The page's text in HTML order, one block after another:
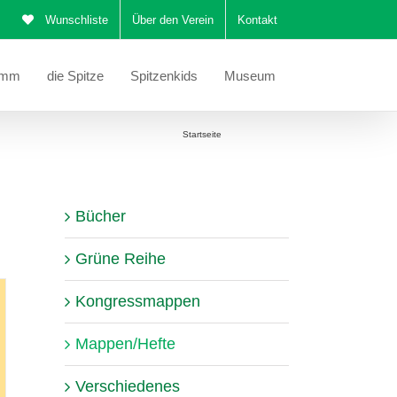
Wunschliste Über den Verein Kontakt
die Spitze Spitzenkids Museum
Startseite
Bücher
Grüne Reihe
Kongressmappen
Mappen/Hefte
Verschiedenes